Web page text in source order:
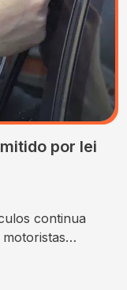
por lei
continua